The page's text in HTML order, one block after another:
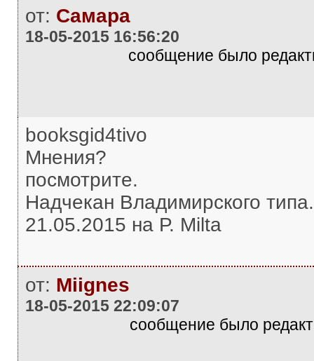
от: Самара
18-05-2015 16:56:20
сообщение было
booksgid4tivo
Мнения?
посмотрите.
Надчекан Владимирского
21.05.2015 на Р. Milta
от: Miignes
18-05-2015 22:09:07
сообщение было